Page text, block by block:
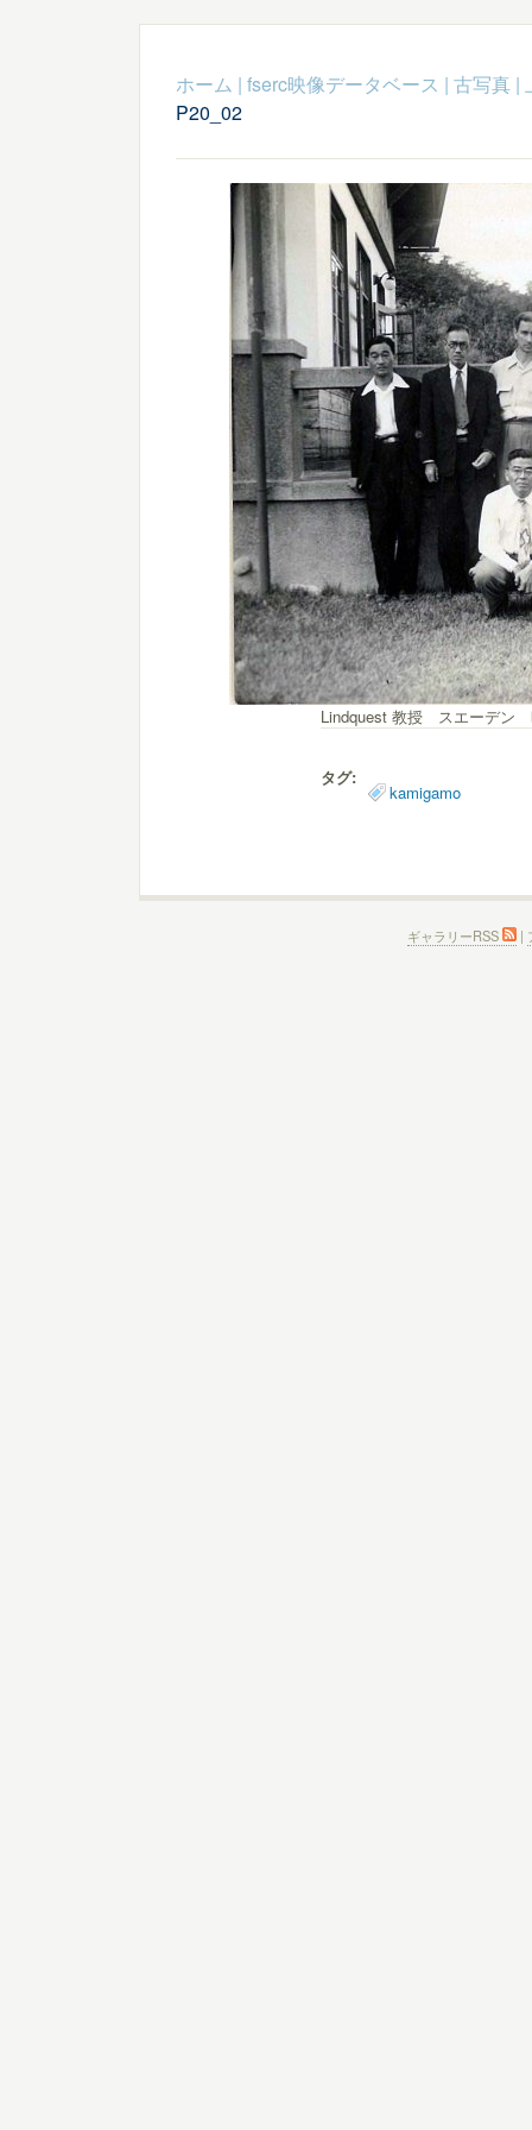
ホーム | fserc映像データベース | 古写真|
P20_02
Lindquest 教授 スエーデン
タグ:
kamigamo
ギャラリーRSS |